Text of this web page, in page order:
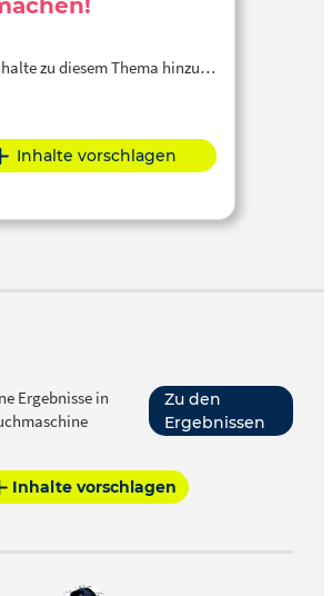
zu diesem Thema hinzu…
Inhalte vorschlagen
Ergebnisse in
Zu den
Ergebnissen
Inhalte vorschlagen